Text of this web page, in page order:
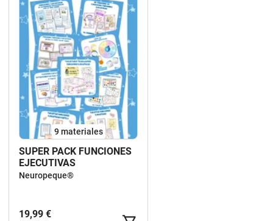
9 materiales
SUPER PACK FUNCIONES
EJECUTIVAS
Neuropeque®
19,99 €